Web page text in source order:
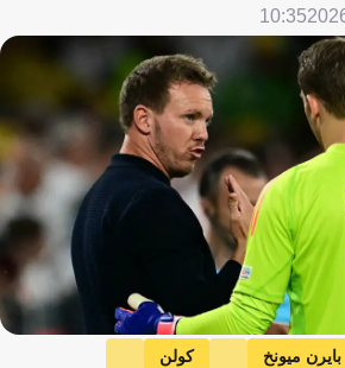
10:35
بايرن ميونخ
كولن